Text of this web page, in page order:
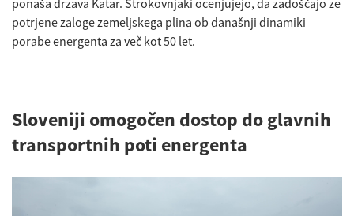
ponaša država Katar. Strokovnjaki ocenjujejo, da zadoščajo že
potrjene zaloge zemeljskega plina ob današnji dinamiki
porabe energenta za več kot 50 let.
Sloveniji omogočen dostop do glavnih
transportnih poti energenta